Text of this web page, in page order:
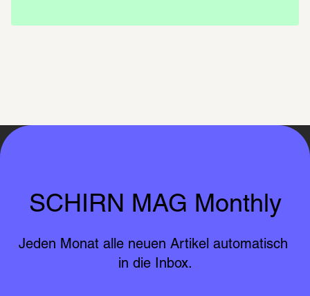
SCHIRN MAG Monthly
Jeden Monat alle neuen Artikel automatisch
in die Inbox.